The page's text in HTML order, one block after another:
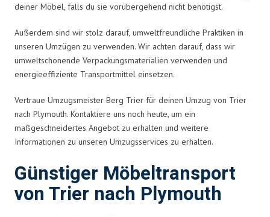
deiner Möbel, falls du sie vorübergehend nicht benötigst.
Außerdem sind wir stolz darauf, umweltfreundliche Praktiken in
unseren Umzügen zu verwenden. Wir achten darauf, dass wir
umweltschonende Verpackungsmaterialien verwenden und
energieeffiziente Transportmittel einsetzen.
Vertraue Umzugsmeister Berg Trier für deinen Umzug von Trier
nach Plymouth. Kontaktiere uns noch heute, um ein
maßgeschneidertes Angebot zu erhalten und weitere
Informationen zu unseren Umzugsservices zu erhalten.
Günstiger Möbeltransport
von Trier nach Plymouth